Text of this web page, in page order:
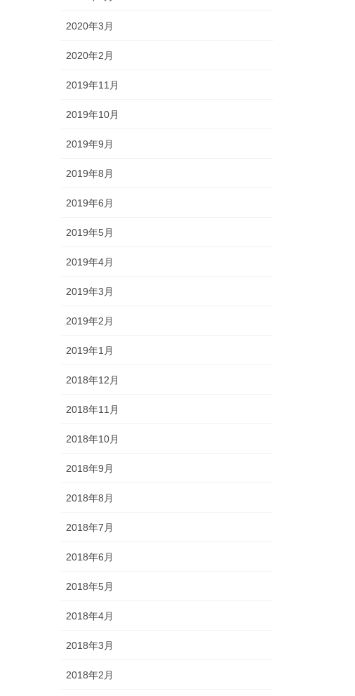
2020年3月
2020年2月
2019年11月
2019年10月
2019年9月
2019年8月
2019年6月
2019年5月
2019年4月
2019年3月
2019年2月
2019年1月
2018年12月
2018年11月
2018年10月
2018年9月
2018年8月
2018年7月
2018年6月
2018年5月
2018年4月
2018年3月
2018年2月